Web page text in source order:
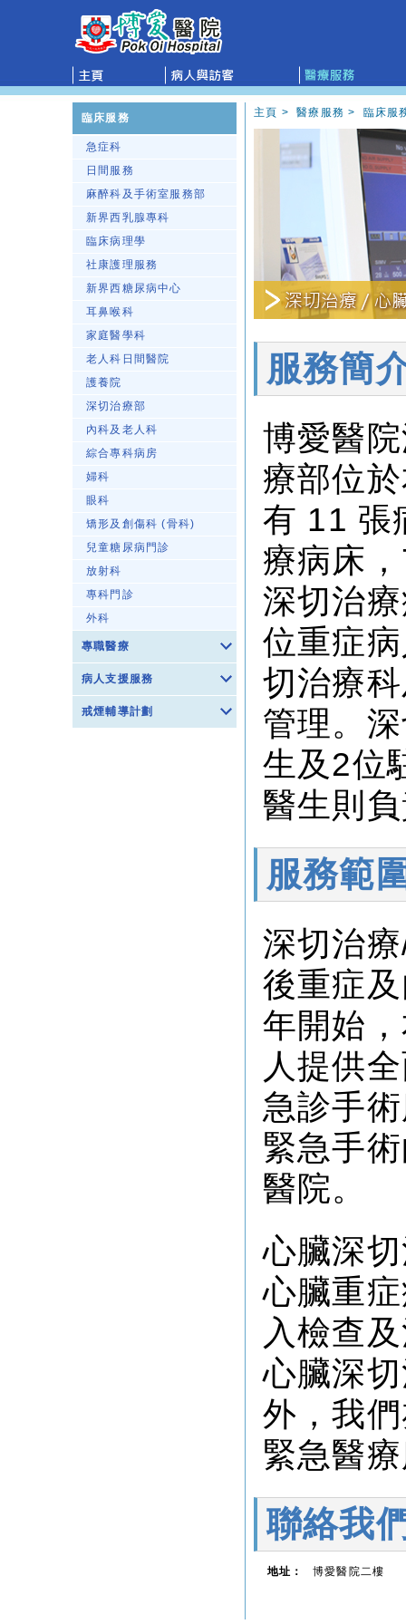
臨床服務
急症科
日間服務
麻醉科及手術室服務部
新界西乳腺專科
臨床病理學
社康護理服務
新界西糖尿病中心
耳鼻喉科
家庭醫學科
老人科日間醫院
護養院
深切治療部
內科及老人科
綜合專科病房
婦科
眼科
矯形及創傷科 (骨科)
兒童糖尿病門診
放射科
專科門診
外科
專職醫療
病人支援服務
戒煙輔導計劃
主頁 >醫療服務 > 臨床服
服務簡
博愛醫
療部位
有 11 張
療病床
深切治
位重症
切治療
管理。
生及2位
醫生則
服務範
深切治
後重症
年開始
人提供
急診手
緊急手
醫院。
心臟深
心臟重
入檢查
心臟深
外，我
緊急醫
聯絡我
地址： 博愛醫院二樓